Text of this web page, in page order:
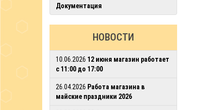
Документация
НОВОСТИ
10.06.2026 12 июня магазин работает
с 11:00 до 17:00
26.04.2026 Работа магазина в
майские праздники 2026